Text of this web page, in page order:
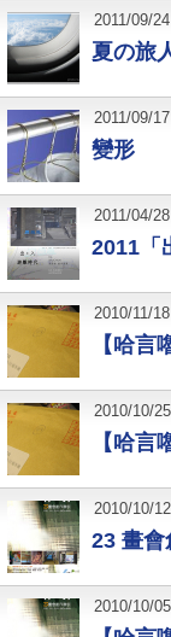
夏の旅
2011/09/24
變形
2011/09/17
2011「
2011/04/28
【哈言
2010/11/18
【哈言
2010/10/25
23 畫會
2010/10/12
2010/10/05